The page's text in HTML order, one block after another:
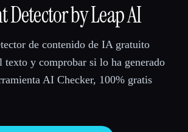
📈Marketers
🎬Creadores
Detector by Leap AI
de contenido de IA gratuito
texto y comprobar si lo ha generado
AI Checker, 100% gratis